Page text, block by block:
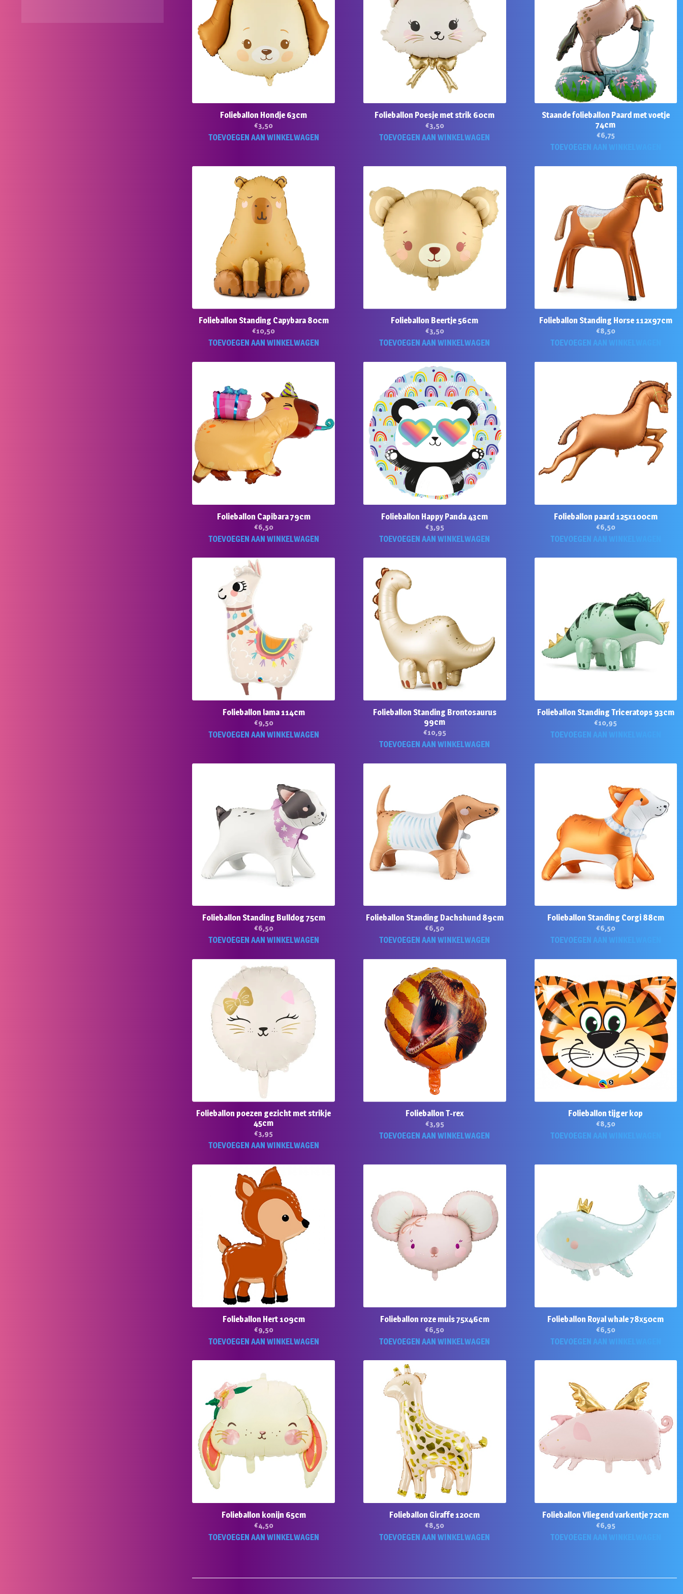
Folieballon Hondje 63cm
€3,50
TOEVOEGEN AAN WINKELWAGEN
Folieballon Poesje met strik 60cm
€3,50
TOEVOEGEN AAN WINKELWAGEN
Staande folieballon Paard met voetje
74cm
€6,75
TOEVOEGEN AAN WINKELWAGEN
Folieballon Standing Capybara 80cm
€10,50
TOEVOEGEN AAN WINKELWAGEN
Folieballon Beertje 56cm
€3,50
TOEVOEGEN AAN WINKELWAGEN
Folieballon Standing Horse 112x97cm
€8,50
TOEVOEGEN AAN WINKELWAGEN
Folieballon Capibara 79cm
€6,50
TOEVOEGEN AAN WINKELWAGEN
Folieballon Happy Panda 43cm
€3,95
TOEVOEGEN AAN WINKELWAGEN
Folieballon paard 125x100cm
€6,50
TOEVOEGEN AAN WINKELWAGEN
Folieballon lama 114cm
€9,50
TOEVOEGEN AAN WINKELWAGEN
Folieballon Standing Brontosaurus
99cm
€10,95
TOEVOEGEN AAN WINKELWAGEN
Folieballon Standing Triceratops 93cm
€10,95
TOEVOEGEN AAN WINKELWAGEN
Folieballon Standing Bulldog 75cm
€6,50
TOEVOEGEN AAN WINKELWAGEN
Folieballon Standing Dachshund 89cm
€6,50
TOEVOEGEN AAN WINKELWAGEN
Folieballon Standing Corgi 88cm
€6,50
TOEVOEGEN AAN WINKELWAGEN
Folieballon poezen gezicht met strikje
45cm
€3,95
TOEVOEGEN AAN WINKELWAGEN
Folieballon T-rex
€3,95
TOEVOEGEN AAN WINKELWAGEN
Folieballon tijger kop
€8,50
TOEVOEGEN AAN WINKELWAGEN
Folieballon Hert 109cm
€9,50
TOEVOEGEN AAN WINKELWAGEN
Folieballon roze muis 75x46cm
€6,50
TOEVOEGEN AAN WINKELWAGEN
Folieballon Royal whale 78x50cm
€6,50
TOEVOEGEN AAN WINKELWAGEN
Folieballon konijn 65cm
€4,50
TOEVOEGEN AAN WINKELWAGEN
Folieballon Giraffe 120cm
€8,50
TOEVOEGEN AAN WINKELWAGEN
Folieballon Vliegend varkentje 72cm
€6,95
TOEVOEGEN AAN WINKELWAGEN